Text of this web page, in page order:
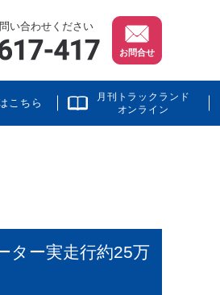
い合わせください
お問合せ
こちら
月刊トラックランド
オンライン
ター実走行約25万